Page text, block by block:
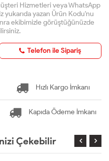
Hizmetleri veya WhatsApp
yukarıda yazan Ürün Kodu'nu
ekibimizle görüştüğünüzde
Telefon ile Sipariş
Hızlı Kargo İmkanı
Kapıda Ödeme İmkanı
Çekebilir